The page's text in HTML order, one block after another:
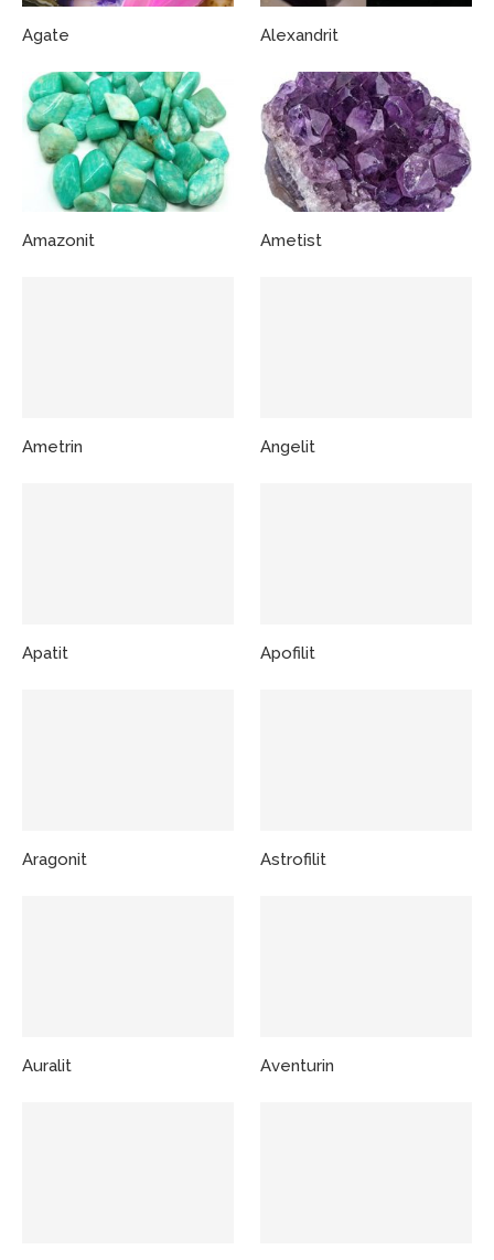
Agate Alexandrit
Amazonit Ametist
Ametrin Angelit
Apatit Apofilit
Aragonit Astrofilit
Auralit Aventurin